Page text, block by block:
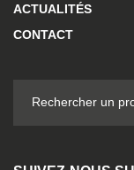
ACTUALITÉS
CONTACT